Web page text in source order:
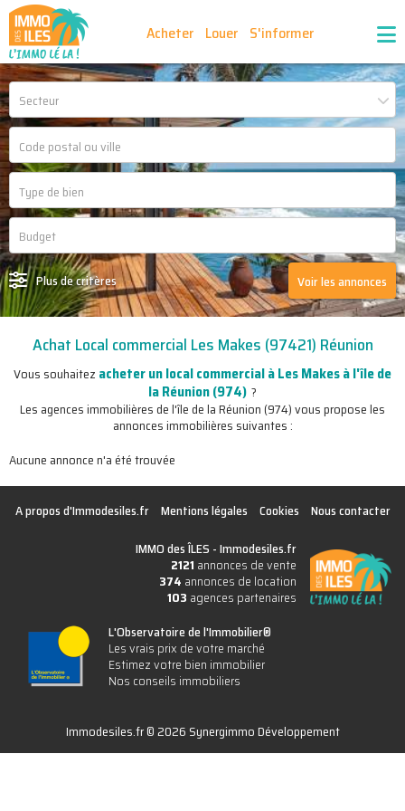
Acheter Louer S'informer
Nos outils Ma sélection d'annonces
Recrutement Partenaires
Secteur
Plus de critères Voir les annonces
Achat Local commercial Les Makes (97421) Réunion
Vous souhaitez acheter un local commercial à Les Makes à l'île de
la Réunion (974) ?
Les agences immobilières de l'île de la Réunion (974) vous propose les
annonces immobilières suivantes :
Aucune annonce n'a été trouvée
A propos d'Immodesiles.fr Mentions légales Cookies
Nous contacter
IMMO des ÎLES -Immodesiles.fr
2121 annonces de vente
374 annonces de location
103 agences partenaires
L'Observatoire de l'Immobilier®
Les vrais prix de votre marché
Estimez votre bien immobilier
Nos conseils immobiliers
Immodesiles.fr © 2026 Synergimmo Développement